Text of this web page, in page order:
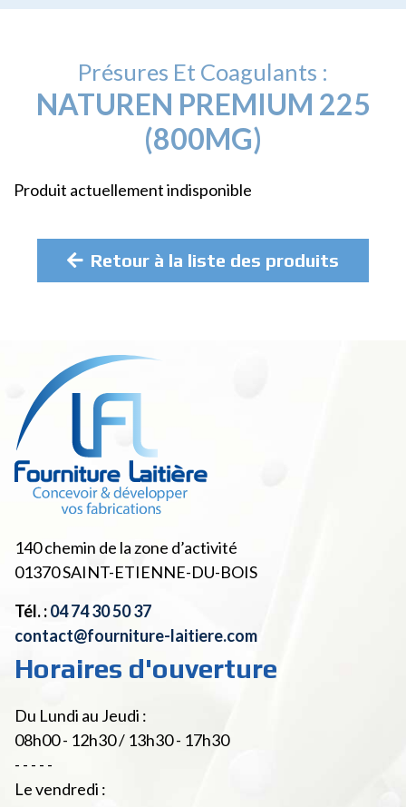
Présures Et Coagulants :
NATUREN PREMIUM 225
(800MG)
Produit actuellement indisponible
Retour à la liste des produits
140 chemin de la zone d’activité
01370SAINT-ETIENNE-DU-BOIS
Tél. :04 74 30 50 37
contact@fourniture-laitiere.com
Horaires d'ouverture
Du Lundi au Jeudi :
08h00 - 12h30 / 13h30 - 17h30
- - - - -
Le vendredi :